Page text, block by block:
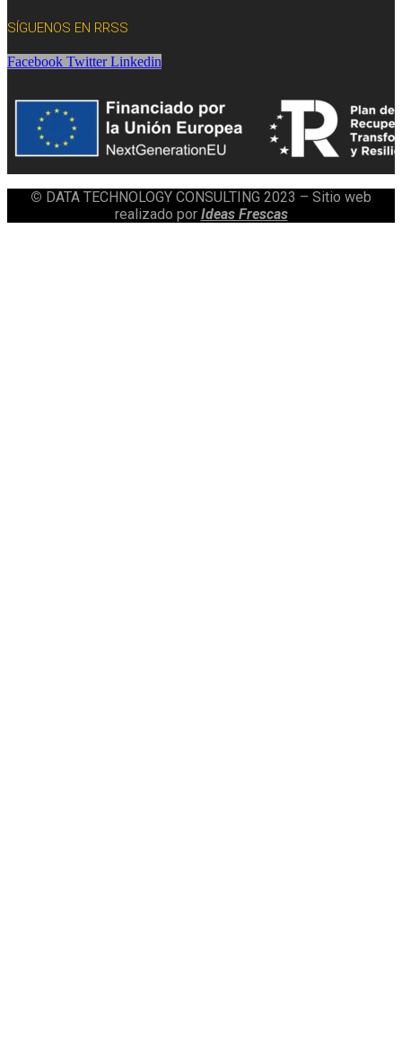
SÍGUENOS EN RRSS
Facebook Twitter Linkedin
© DATA TECHNOLOGY CONSULTING 2023 – Sitio web
realizado por Ideas Frescas